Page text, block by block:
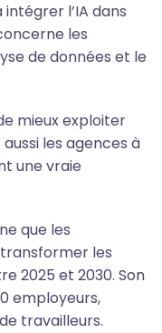
l’IA dans
les
de données et le
mieux exploiter
les agences à
une vraie
que les
les
2025 et 2030. Son
employeurs,
travailleurs.